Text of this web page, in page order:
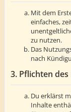
Mit dem
einfaches,
zu nutzen.
Das
nach
3. Pflichten
Du erklärst
Inhalte